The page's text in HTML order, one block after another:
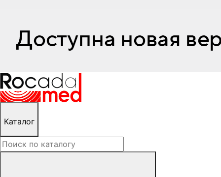
Каталог